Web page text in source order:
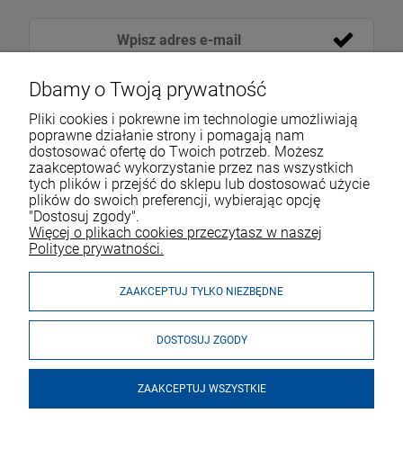
VOICESHOP.PL
ZAKUPY
Dbamy o Twoją prywatność
Pliki cookies i pokrewne im technologie umożliwiają
poprawne działanie strony i pomagają nam
dostosować ofertę do Twoich potrzeb. Możesz
zaakceptować wykorzystanie przez nas wszystkich
tych plików i przejść do sklepu lub dostosować użycie
plików do swoich preferencji, wybierając opcję
"Dostosuj zgody".
Więcej o plikach cookies przeczytasz w naszej
Polityce prywatności.
ZAAKCEPTUJ TYLKO NIEZBĘDNE
DOSTOSUJ ZGODY
ZAAKCEPTUJ WSZYSTKIE